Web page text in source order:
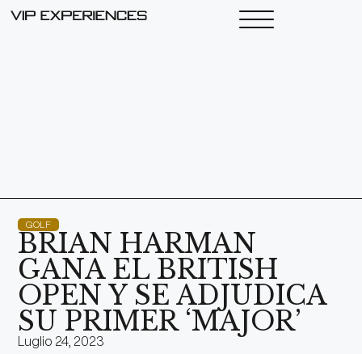
GOLF
BRIAN HARMAN
GANA EL BRITISH
OPEN Y SE ADJUDICA
SU PRIMER ‘MAJOR’
Luglio 24, 2023